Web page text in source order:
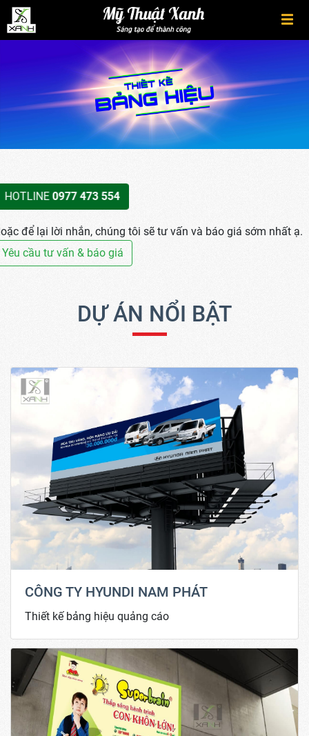
HOTLINE0977 473 554
để lại lời nhắn, chúng tôi sẽ tư vấn và báo giá sớm nhất ạ.
Yêu cầu tư vấn & báo giá
DỰ ÁN NỔI BẬT
CÔNG TY HYUNDI NAM PHÁT
Thiết kế bảng hiệu quảng cáo